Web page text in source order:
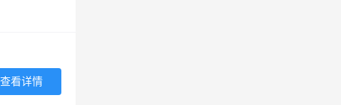
查看详情